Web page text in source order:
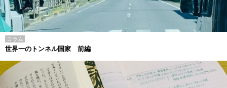
コラム
世界一のトンネル国家 前編